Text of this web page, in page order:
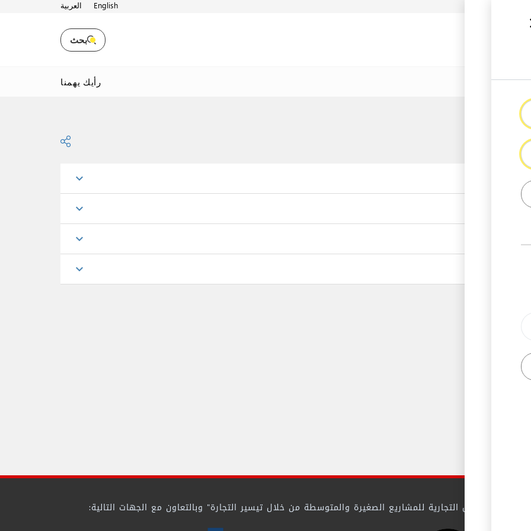
English العربية
بحث
الأردنية رأيك يهمنا
expand_more
expand_more
expand_more
expand_more
بيئة الأعمال التجارية للمشاريع الصغيرة والمتوسطة من خلال تيسير التجارة" وبالتعاون مع الجهات التالية: